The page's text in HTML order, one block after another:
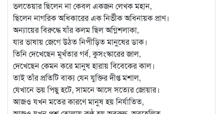
ভলতেয়ার ছিলেন না কেবল একজন লেখক মহান,
ছিলেন নাগরিক অধিকারের এক নির্ভীক অধিনায়ক প্রাণ।
অন্যায়ের বিরুদ্ধে যাঁর কলম ছিল অগ্নিশলাকা,
যার ভাষায় জেগে উঠত নিপীড়িত মানুষের ডাক।
তিনি দেখেছেন মূর্খতার গর্ব, কুসংস্কারের জাল,
দেখেছেন কেমন করে মানুষ হারায় বিবেকের কাল।
তাই তাঁর প্রতিটি বাক্য যেন যুক্তির দীপ্ত মশাল,
যেখানে ভয় পিছু হটে, সামনে আসে সত্যের জোয়ার।
আজও যখন মতের কারণে মানুষ হয় নির্যাতিত,